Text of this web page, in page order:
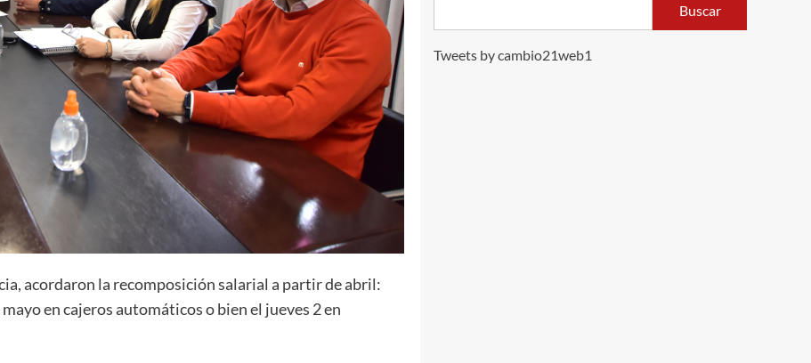
acordaron la recomposición salarial a partir de abril:
en cajeros automáticos o bien el jueves 2 en
Buscar
Tweets by cambio21web1